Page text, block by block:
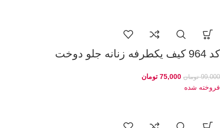
کد 964 کیف یکطرفه زنانه جلو دوخت
99,000 تومان 75,000 تومان
فروخته شده